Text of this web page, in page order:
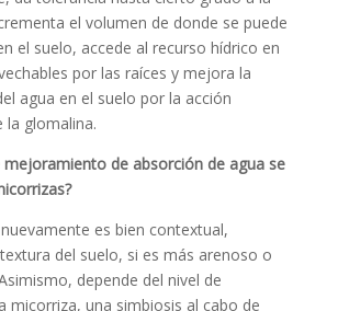
el volumen de donde se puede
el suelo, accede al recurso hídrico en
por las raíces y mejora la
agua en el suelo por la acción
la glomalina.
mejoramiento de absorción de agua se
es bien contextual,
del suelo, si es más arenoso o
depende del nivel de
micorriza, una simbiosis al cabo de